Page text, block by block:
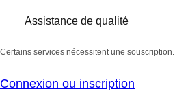
Assistance de qualité
Certains services nécessitent une souscription.
Connexion ou inscription